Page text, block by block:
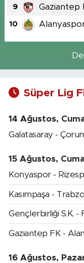
9 Gaziantep
10
Süper Lig
14 Ağustos,
Galatasaray -
15 Ağustos,
Konyaspor -
Kasımpaşa -
Gençlerbirliği S.K.
Gaziantep FK -
16 Ağustos,